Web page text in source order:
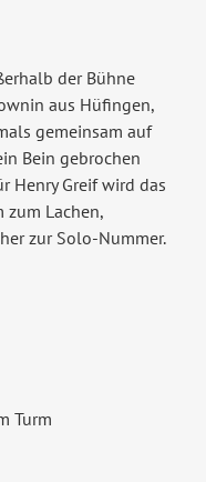
der Bühne
aus Hüfingen,
gemeinsam auf
Bein gebrochen
Henry Greif wird das
zum Lachen,
zur Solo-Nummer.
Turm